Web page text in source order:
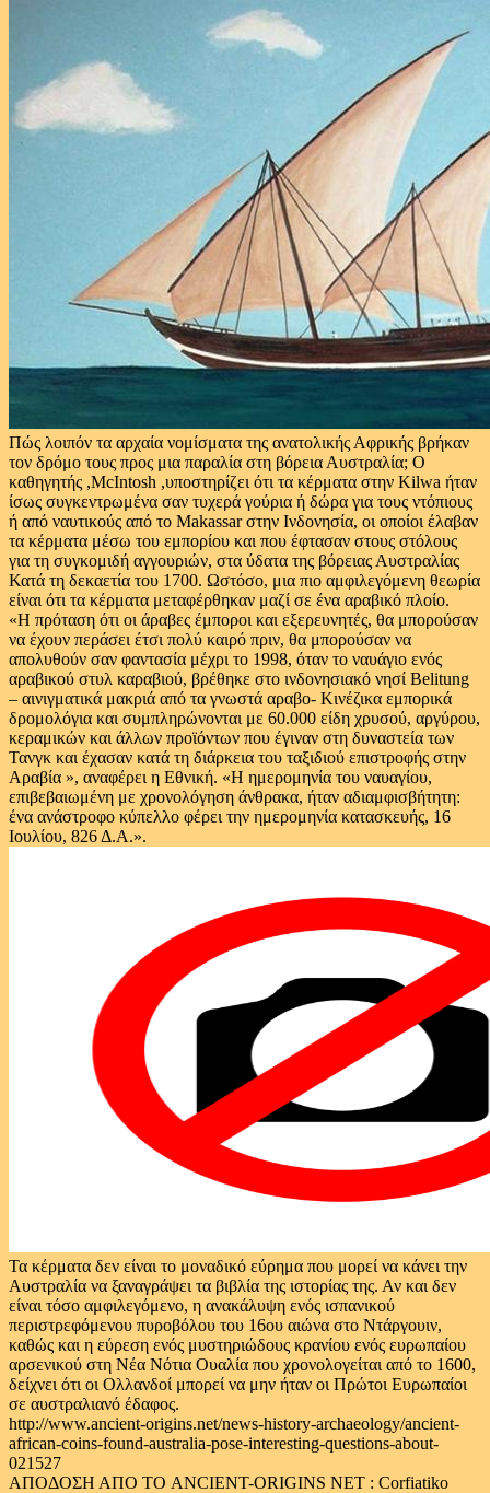
Πώς λοιπόν τα αρχαία νομίσματα της ανατολικής Αφρικής βρήκαν
τον δρόμο τους προς μια παραλία στη βόρεια Αυστραλία; Ο
καθηγητής ,McIntosh ,υποστηρίζει ότι τα κέρματα στην Kilwa ήταν
ίσως συγκεντρωμένα σαν τυχερά γούρια ή δώρα για τους ντόπιους
ή από ναυτικούς από το Makassar στην Ινδονησία, οι οποίοι έλαβαν
τα κέρματα μέσω του εμπορίου και που έφτασαν στους στόλους
για τη συγκομιδή αγγουριών, στα ύδατα της βόρειας Αυστραλίας
Κατά τη δεκαετία του 1700. Ωστόσο, μια πιο αμφιλεγόμενη θεωρία
είναι ότι τα κέρματα μεταφέρθηκαν μαζί σε ένα αραβικό πλοίο.
«Η πρόταση ότι οι άραβες έμποροι και εξερευνητές, θα μπορούσαν
να έχουν περάσει έτσι πολύ καιρό πριν, θα μπορούσαν να
απολυθούν σαν φαντασία μέχρι το 1998, όταν το ναυάγιο ενός
αραβικού στυλ καραβιού, βρέθηκε στο ινδονησιακό νησί Belitung
– αινιγματικά μακριά από τα γνωστά αραβο- Κινέζικα εμπορικά
δρομολόγια και συμπληρώνονται με 60.000 είδη χρυσού, αργύρου,
κεραμικών και άλλων προϊόντων που έγιναν στη δυναστεία των
Τανγκ και έχασαν κατά τη διάρκεια του ταξιδιού επιστροφής στην
Αραβία », αναφέρει η Εθνική. «Η ημερομηνία του ναυαγίου,
επιβεβαιωμένη με χρονολόγηση άνθρακα, ήταν αδιαμφισβήτητη:
ένα ανάστροφο κύπελλο φέρει την ημερομηνία κατασκευής, 16
Ιουλίου, 826 Δ.Α.».
Τα κέρματα δεν είναι το μοναδικό εύρημα που μορεί να κάνει την
Αυστραλία να ξαναγράψει τα βιβλία της ιστορίας της. Αν και δεν
είναι τόσο αμφιλεγόμενο, η ανακάλυψη ενός ισπανικού
περιστρεφόμενου πυροβόλου του 16ου αιώνα στο Ντάργουιν,
καθώς και η εύρεση ενός μυστηριώδους κρανίου ενός ευρωπαίου
αρσενικού στη Νέα Νότια Ουαλία που χρονολογείται από το 1600,
δείχνει ότι οι Ολλανδοί μπορεί να μην ήταν οι Πρώτοι Ευρωπαίοι
σε αυστραλιανό έδαφος.
http://www.ancient-origins.net/news-history-archaeology/ancient-
african-coins-found-australia-pose-interesting-questions-about-
021527
ΑΠΟΔΟΣΗ ΑΠΟ ΤΟ ANCIENT-ORIGINS NET : Corfiatiko